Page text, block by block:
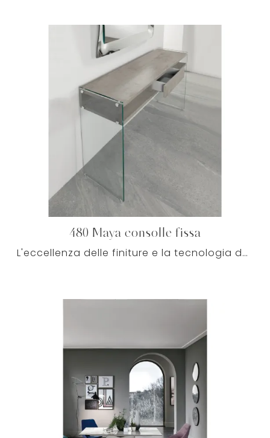
480 Maya consolle fissa
L'eccellenza delle finiture e la tecnologia della produzione rendono questo modello di 480 Maya consolle fissa la soluzione ottimale per ultimare la ...